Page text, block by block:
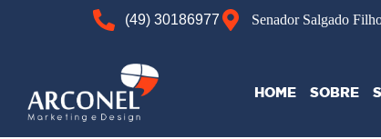
(49) 30186977 Senador Salgado
HOME SOBRE